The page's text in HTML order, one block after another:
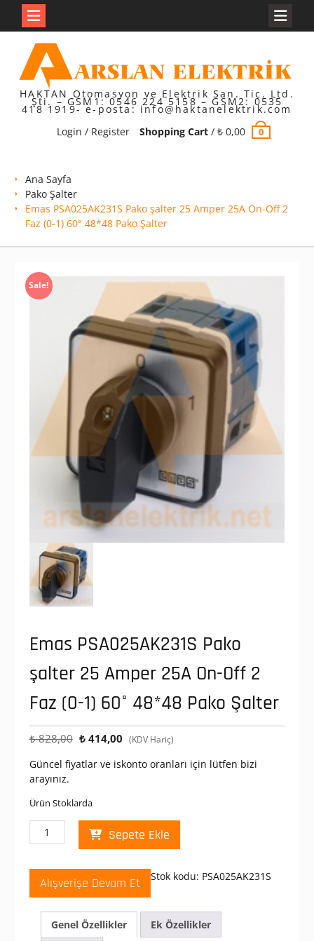
content
HAKTAN Otomasyon ve Elektrik San. Tic. Ltd.
Şti. – GSM1: 0546 224 5158 – GSM2: 0535
418 1919- e-posta: info@haktanelektrik.com
Login / Register
Shopping Cart/ ₺0,00 0
Ana Sayfa
Pako Şalter
Emas PSA025AK231S Pako şalter 25 Amper 25A On-Off 2
Faz (0-1) 60° 48*48 Pako Şalter
Sale!
Emas PSA025AK231S Pako
şalter 25 Amper 25A On-Off 2
Faz (0-1) 60° 48*48 Pako Şalter
₺828,00 Orijinal
₺ 828,00.
₺414,00 Şu
fiyat:
(KDV Hariç)
Güncel fiyatlar ve iskonto oranları için lütfen bizi
arayınız.
Ürün Stoklarda
Emas
PSA025AK231S
şalter
Amper
25A
Sepete Ekle
Alışverişe Devam Et Stok kodu: PSA025AK231S
Genel Özellikler
Ek Özellikler